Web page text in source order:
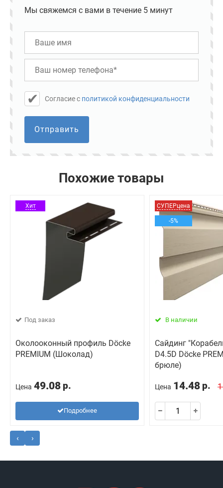
Мы свяжемся с вами в течение 5 минут
Cогласие с политикой конфиденциальности
Отправить
Похожие товары
Хит
Под заказ
Околооконный профиль Döcke
PREMIUM (Шоколад)
Цена 49.08 р.
Подробнее
СУПЕРцена
-5%
В наличии
Сайдинг
D4.5D Döcke
брюле)
Цена 14.48 р.
‹ ›